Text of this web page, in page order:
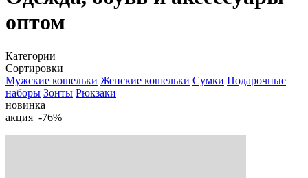
оптом
Категории
Сортировки
Мужские кошельки Женские кошельки Сумки Подарочные
наборы Зонты Рюкзаки
новинка
акция -76%